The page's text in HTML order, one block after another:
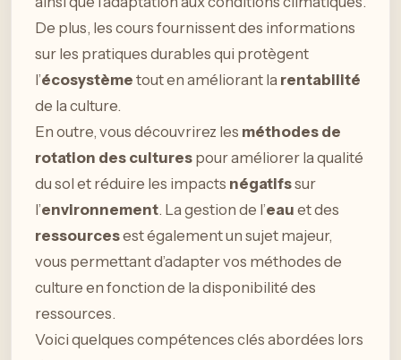
De plus, les cours fournissent des informations
sur les pratiques durables qui protègent
l’écosystème tout en améliorant la rentabilité
de la culture.
En outre, vous découvrirez les méthodes de
rotation des cultures pour améliorer la qualité
du sol et réduire les impacts négatifssur
l’environnement. La gestion de l’eau et des
ressourcesest également un sujet majeur,
vous permettant d’adapter vos méthodes de
culture en fonction de la disponibilité des
ressources.
Voici quelques compétences clés abordées lors